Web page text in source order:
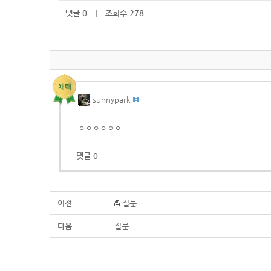
댓글 0 ｜ 조회수 278
sunnypark
ㅇㅇㅇㅇㅇㅇ
댓글 0
이전 질문
다음 질문